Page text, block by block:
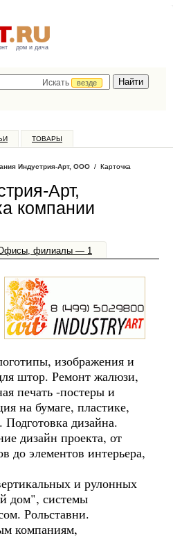
дом и дача
Искать
везде
ТОВАРЫ
Индустрия-Арт, ООО / Карточка
Арт,
компании
филиалы — 1
изображения и
штор. Ремонт жалюзи,
печать -постеры и
на бумаге, пластике,
Подготовка дизайна.
дизайн проекта, от
до элементов интерьера,
и рулонных
дом", системы
Рольставни.
компаниям,